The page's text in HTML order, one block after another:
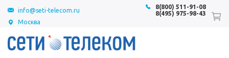
Москва
8(800) 511-91-08
8(495) 975-98-43
info@seti-telecom.ru